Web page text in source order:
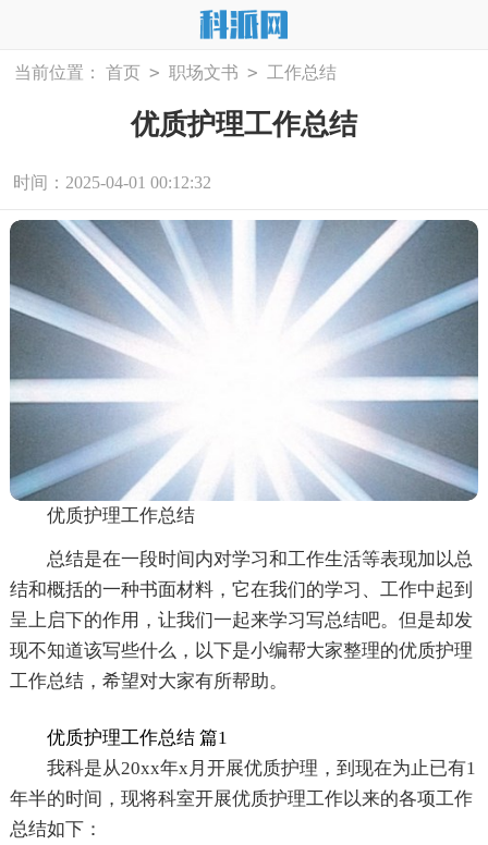
当前位置： 首页 > 职场文书 > 工作总结
优质护理工作总结
时间：2025-04-01 00:12:32
优质护理工作总结
总结是在一段时间内对学习和工作生活等表现加以总
结和概括的一种书面材料，它在我们的学习、工作中起到
呈上启下的作用，让我们一起来学习写总结吧。但是却发
现不知道该写些什么，以下是小编帮大家整理的优质护理
工作总结，希望对大家有所帮助。
优质护理工作总结 篇1
我科是从20xx年x月开展优质护理，到现在为止已有1
年半的时间，现将科室开展优质护理工作以来的各项工作
总结如下：